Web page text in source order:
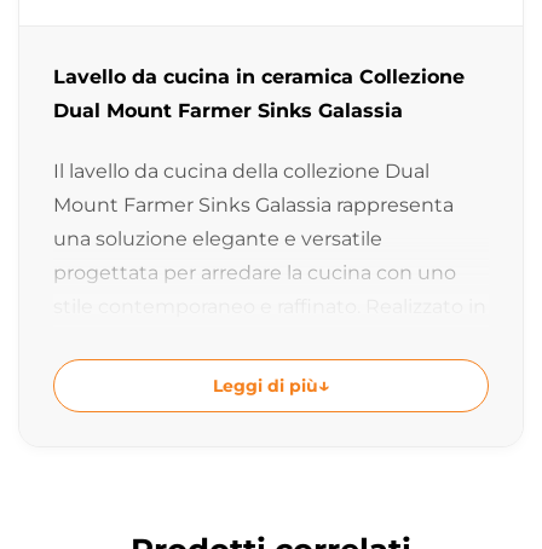
Lavello da cucina in ceramica Collezione
Dual Mount Farmer Sinks Galassia
Il lavello da cucina della collezione Dual
Mount Farmer Sinks Galassia rappresenta
una soluzione elegante e versatile
progettata per arredare la cucina con uno
possibilità di doppia installazione, questo
lavello combina praticità quotidiana, design
dal gusto ricercato.
Leggi di più